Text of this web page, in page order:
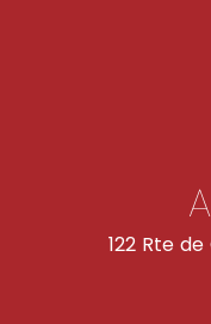
122 Rte